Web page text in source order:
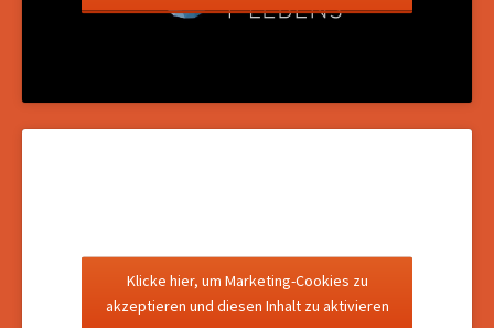
Klicke hier, um Marketing-Cookies zu
akzeptieren und diesen Inhalt zu aktivieren